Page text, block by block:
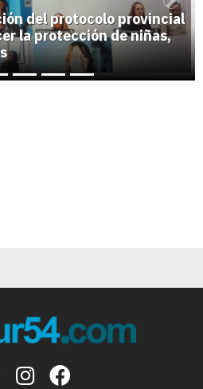
del protocolo provincial
la protección de niñas,
Next